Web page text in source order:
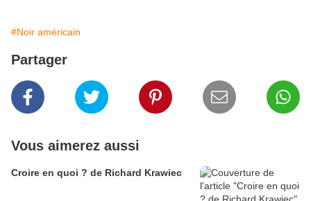
#Noir américain
Partager
Vous aimerez aussi
Croire en quoi ? de Richard Krawiec